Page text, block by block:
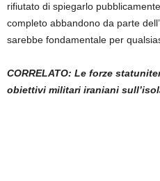
rifiutato di spiegarlo
completo abbandono da parte
sarebbe fondamentale per
CORRELATO: Le forze
obiettivi militari iraniani